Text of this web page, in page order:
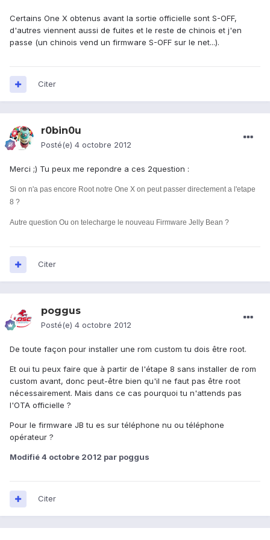
Certains One X obtenus avant la sortie officielle sont S-OFF,
d'autres viennent aussi de fuites et le reste de chinois et j'en
passe (un chinois vend un firmware S-OFF sur le net...).
Citer
r0bin0u
Posté(e) 4 octobre 2012
Merci ;) Tu peux me repondre a ces 2question :
Si on n'a pas encore Root notre One X on peut passer directement a l'etape
8 ?
Autre question Ou on telecharge le nouveau Firmware Jelly Bean ?
Citer
poggus
Posté(e) 4 octobre 2012
De toute façon pour installer une rom custom tu dois être root.
Et oui tu peux faire que à partir de l'étape 8 sans installer de rom
custom avant, donc peut-être bien qu'il ne faut pas être root
nécessairement. Mais dans ce cas pourquoi tu n'attends pas
l'OTA officielle ?
Pour le firmware JB tu es sur téléphone nu ou téléphone
opérateur ?
Modifié4 octobre 2012 par poggus
Citer